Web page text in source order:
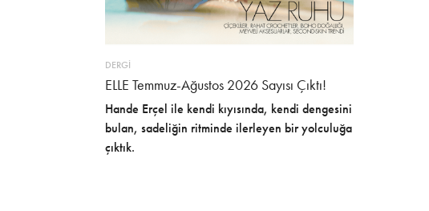
DERGİ
ELLE Temmuz-Ağustos 2026 Sayısı Çıktı!
Hande Erçel ile kendi kıyısında, kendi dengesini
bulan, sadeliğin ritminde ilerleyen bir yolculuğa
çıktık.